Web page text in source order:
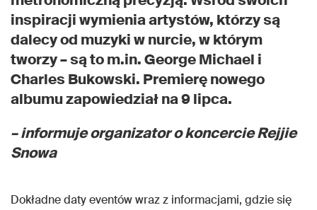
inspiracji wymienia artystów, którzy są
dalecy od muzyki w nurcie, w którym
tworzy – są to m.in. George Michael i
Charles Bukowski. Premierę nowego
albumu zapowiedział na 9 lipca.
– informuje organizator o koncercie Rejjie
Snowa
Dokładne daty eventów wraz z informacjami, gdzie się